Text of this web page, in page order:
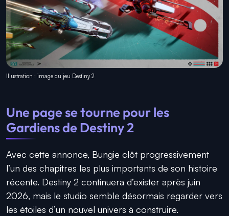
Illustration : image du jeu Destiny 2
Une page se tourne pour les
Gardiens de Destiny 2
Avec cette annonce, Bungie clôt progressivement
l’un des chapitres les plus importants de son histoire
récente. Destiny 2 continuera d’exister après juin
2026, mais le studio semble désormais regarder vers
les étoiles d’un nouvel univers à construire.